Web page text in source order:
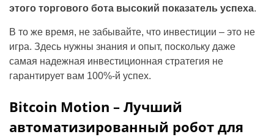
этого торгового бота высокий показатель успеха.
В то же время, не забывайте, что инвестиции – это не
игра. Здесь нужны знания и опыт, поскольку даже
самая надежная инвестиционная стратегия не
гарантирует вам 100%-й успех.
Bitcoin Motion – Лучший
автоматизированный робот для